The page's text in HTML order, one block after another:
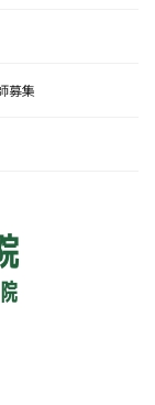
募集